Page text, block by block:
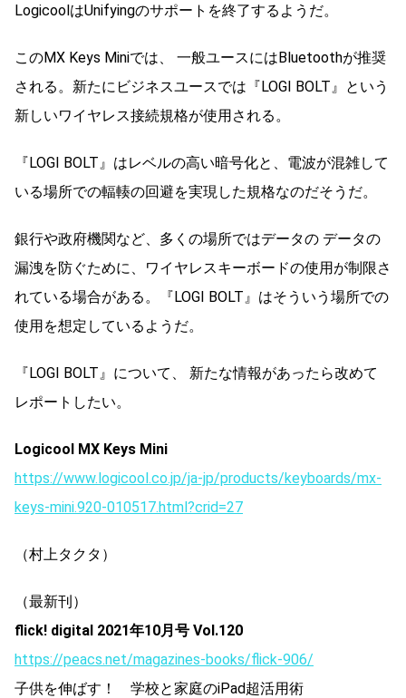
LogicoolはUnifyingのサポートを終了するようだ。
このMX Keys Miniでは、 一般ユースにはBluetoothが推奨
される。新たにビジネスユースでは『LOGI BOLT』という
新しいワイヤレス接続規格が使用される。
『LOGI BOLT』はレベルの高い暗号化と、電波が混雑して
いる場所での輻輳の回避を実現した規格なのだそうだ。
銀行や政府機関など、多くの場所ではデータの データの
漏洩を防ぐために、ワイヤレスキーボードの使用が制限さ
れている場合がある。『LOGI BOLT』はそういう場所での
使用を想定しているようだ。
『LOGI BOLT』について、 新たな情報があったら改めて
レポートしたい。
Logicool MX Keys Mini
https://www.logicool.co.jp/ja-jp/products/keyboards/mx-
keys-mini.920-010517.html?crid=27
（村上タクタ）
（最新刊）
flick! digital 2021年10月号 Vol.120
https://peacs.net/magazines-books/flick-906/
子供を伸ばす！ 学校と家庭のiPad超活用術